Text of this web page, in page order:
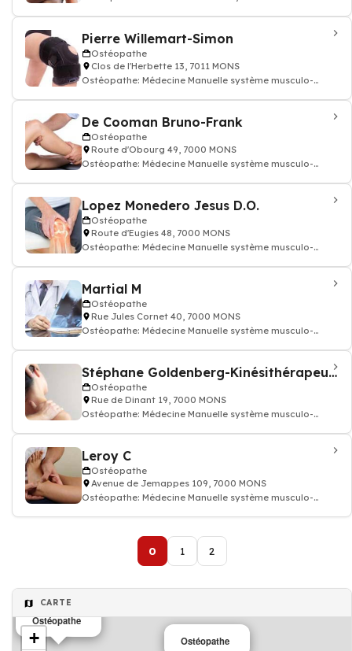
Pierre Willemart-Simon
Ostéopathe
Clos de l'Herbette 13, 7011 MONS
Ostéopathe: Médecine Manuelle système musculo-
De Cooman Bruno-Frank
Ostéopathe
Route d'Obourg 49, 7000 MONS
Ostéopathe: Médecine Manuelle système musculo-
Lopez Monedero Jesus D.O.
Ostéopathe
Route d'Eugies 48, 7000 MONS
Ostéopathe: Médecine Manuelle système musculo-
Martial M
Ostéopathe
Rue Jules Cornet 40, 7000 MONS
Ostéopathe: Médecine Manuelle système musculo-
Stéphane Goldenberg-Kinésithérapeute
Ostéopathe
Rue de Dinant 19, 7000 MONS
Ostéopathe: Médecine Manuelle système musculo-
Leroy C
Ostéopathe
Avenue de Jemappes 109, 7000 MONS
Ostéopathe: Médecine Manuelle système musculo-
0 1 2
CARTE
Ostéopathe
Ostéopathe
+